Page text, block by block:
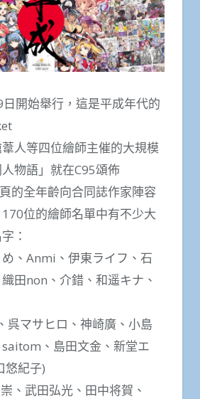
開始舉行，這是平成年代的
人等四位繪師主催的大規模
物語」就在C95頌佈
的全年齡向合同誌作家陣容
位的繪師名單中有不少大
：
、Anmi、伊東ライフ、石
田non、介錯、和遥キナ、
呉マサヒロ、神崎廣、小島
、島田文金、新堂エ
悠紀子)
、武田弘光、田中将賀、